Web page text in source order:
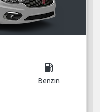
local_gas_station
Benzin